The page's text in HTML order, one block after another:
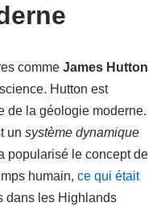
comme James Hutton
Hutton est
de la géologie moderne.
un système dynamique
popularisé le concept de
humain, ce qui était
dans les Highlands